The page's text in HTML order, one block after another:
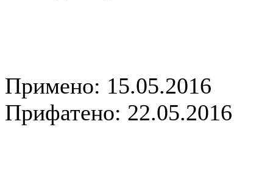
Примено: 15.05.2016
Прифатено: 22.05.2016